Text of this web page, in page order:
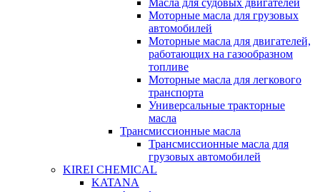
Масла для судовых двигателей
Моторные масла для грузовых
автомобилей
Моторные масла для двигателей,
работающих на газообразном
топливе
Моторные масла для легкового
транспорта
Универсальные тракторные
масла
Трансмиссионные масла
Трансмиссионные масла для
грузовых автомобилей
KIREI CHEMICAL
KATANA